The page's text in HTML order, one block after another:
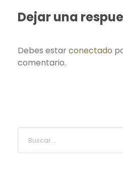
Dejar una
Debes estarconectado
comentario.